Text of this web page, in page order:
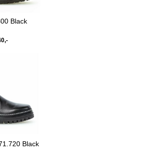
Black
Black